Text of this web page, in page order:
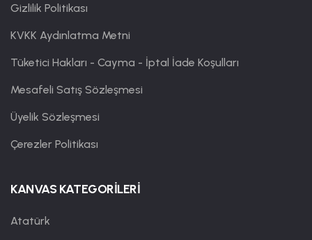
Gizlilik Politikası
KVKK Aydınlatma Metni
Tüketici Hakları - Cayma - İptal İade Koşulları
Mesafeli Satış Sözleşmesi
Üyelik Sözleşmesi
Çerezler Politikası
KANVAS KATEGORİLERİ
Atatürk